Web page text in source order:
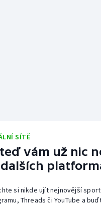
SÍTĚ
vám už nic
si nikde ujít nejnovější
Threads či YouTube a